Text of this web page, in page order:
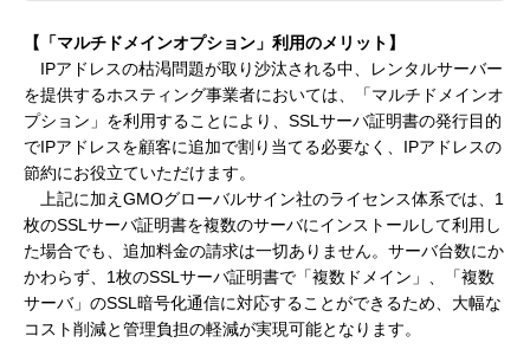
【「マルチドメインオプション」利用のメリット】
IPアドレスの枯渇問題が取り沙汰される中、レンタルサーバー
を提供するホスティング事業者においては、「マルチドメインオ
プション」を利用することにより、SSLサーバ証明書の発行目的
でIPアドレスを顧客に追加で割り当てる必要なく、IPアドレスの
節約にお役立ていただけます。
上記に加えGMOグローバルサイン社のライセンス体系では、1
枚のSSLサーバ証明書を複数のサーバにインストールして利用し
た場合でも、追加料金の請求は一切ありません。サーバ台数にか
かわらず、1枚のSSLサーバ証明書で「複数ドメイン」、「複数
サーバ」のSSL暗号化通信に対応することができるため、大幅な
コスト削減と管理負担の軽減が実現可能となります。